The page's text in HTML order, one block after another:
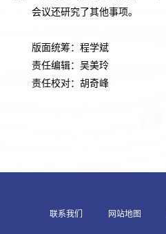
会议还研究了其他事项。
版面统筹：程学斌
责任编辑：吴美玲
责任校对：胡奇峰
联系我们 网站地图